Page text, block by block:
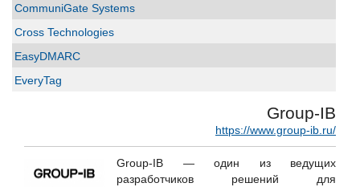
CommuniGate Systems
Cross Technologies
EasyDMARC
EveryTag
Huawei
Group-IB
https://www.group-ib.ru/
Group-IB — один из ведущих
разработчиков решений для